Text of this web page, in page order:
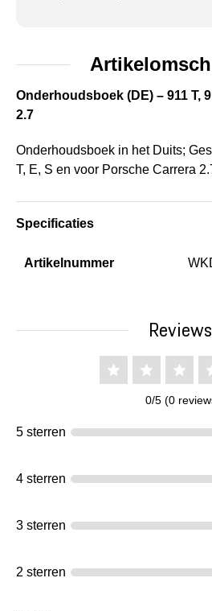
Onderhoudsboek (DE) – 911 T,
2.7
Onderhoudsboek in het Duits;
T, E, S en voor Porsche Carrera
Specificaties
Artikelnummer
Reviews
0/5 (0
5 sterren
4 sterren
3 sterren
2 sterren